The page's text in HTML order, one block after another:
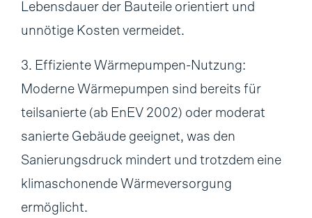
Lebensdauer der Bauteile orientiert und
unnötige Kosten vermeidet.
3. Effiziente Wärmepumpen-Nutzung:
Moderne Wärmepumpen sind bereits für
teilsanierte (ab EnEV 2002) oder moderat
sanierte Gebäude geeignet, was den
Sanierungsdruck mindert und trotzdem eine
klimaschonende Wärmeversorgung
ermöglicht.